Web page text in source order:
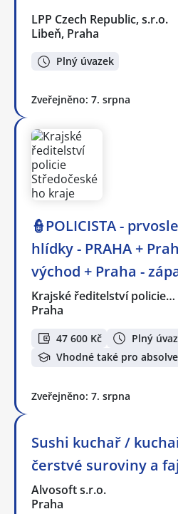
LPP Czech Republic, s.r.o.
Libeň, Praha
Plný úvazek
Zveřejněno: 7. srpna
👮POLICISTA -
hlídky - PRAHA +
východ + Praha -
Krajské ředitelství policie…
Praha
47 600 Kč
Plný
Vhodné také pro
Zveřejněno: 7. srpna
Sushi kuchař /
čerstvé suroviny a
Alvosoft s.r.o.
Praha